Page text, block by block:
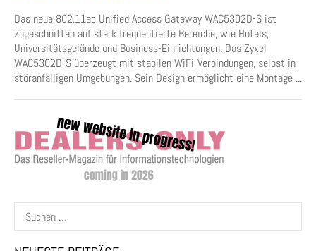
Das neue 802.11ac Unified Access Gateway WAC5302D-S ist
zugeschnitten auf stark frequentierte Bereiche, wie Hotels,
Universitätsgelände und Business-Einrichtungen. Das Zyxel
WAC5302D-S überzeugt mit stabilen WiFi-Verbindungen, selbst in
störanfälligen Umgebungen. Sein Design ermöglicht eine Montage ...
Suchen
nach: